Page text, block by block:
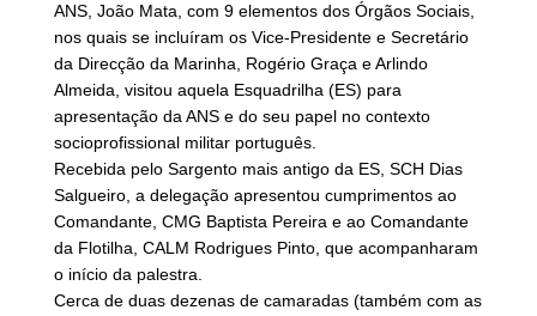
ANS, João Mata, com 9 elementos dos Órgãos Sociais,
nos quais se incluíram os Vice-Presidente e Secretário
da Direcção da Marinha, Rogério Graça e Arlindo
Almeida, visitou aquela Esquadrilha (ES) para
apresentação da ANS e do seu papel no contexto
socioprofissional militar português.
Recebida pelo Sargento mais antigo da ES, SCH Dias
Salgueiro, a delegação apresentou cumprimentos ao
Comandante, CMG Baptista Pereira e ao Comandante
da Flotilha, CALM Rodrigues Pinto, que acompanharam
o início da palestra.
Cerca de duas dezenas de camaradas (também com as